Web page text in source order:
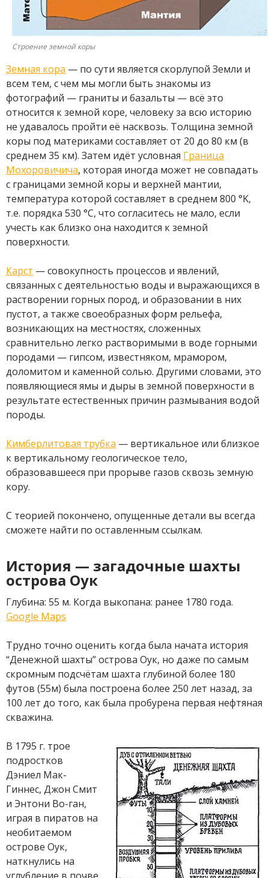
Строение земной коры
Земная кора — по сути является скорлупой Земли и
всем тем, с чем мы могли быть знакомы из
фотографий — граниты и базальты — всё это
относится к земной коре, человеку за всю историю
не удавалось пройти её насквозь. Толщина земной
коры под материками составляет от 20 до 80 км (в
среднем 35 км). Затем идёт условная Граница
Мохоровичича, которая иногда может не совпадать
с границами земной коры и верхней мантии,
температура которой составляет в среднем 800 °K,
т.е. порядка 530 °C, что согласитесь не мало, если
учесть как близко она находится к земной
поверхности.
Карст — совокупность процессов и явлений,
связанных с деятельностью воды и выражающихся в
растворении горных пород, и образовании в них
пустот, а также своеобразных форм рельефа,
возникающих на местностях, сложенных
сравнительно легко растворимыми в воде горными
породами — гипсом, известняком, мрамором,
доломитом и каменной солью. Другими словами, это
появляющиеся ямы и дыры в земной поверхности в
результате естественных причин размывания водой
породы.
Кимберлитовая трубка — вертикальное или близкое
к вертикальному геологическое тело,
образовавшееся при прорыве газов сквозь земную
кору.
С теорией покончено, опущенные детали вы всегда
сможете найти по оставленным ссылкам.
История — загадочные шахты
острова Оук
Глубина: 55 м. Когда выкопана: ранее 1780 года.
Google Maps
Трудно точно оценить когда была начата история
“Денежной шахты” острова Оук, но даже по самым
скромным подсчётам шахта глубиной более 180
футов (55м) была построена более 250 лет назад, за
100 лет до того, как была пробурена первая нефтяная
скважина.
В 1795 г. трое
подростков
Дэниел Мак-
Гиннес, Джон Смит
и Энтони Во-ган,
играя в пиратов на
необитаемом
острове Оук,
наткнулись на
углубление в почве